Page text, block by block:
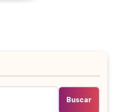
Buscar